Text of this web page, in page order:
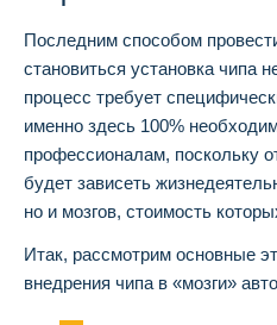
Последним способом
становиться установка чипа
процесс требует
именно здесь 100%
профессионалам, поскольку
будет зависеть
но и мозгов, стоимость
Итак, рассмотрим основные
внедрения чипа в «мозги»